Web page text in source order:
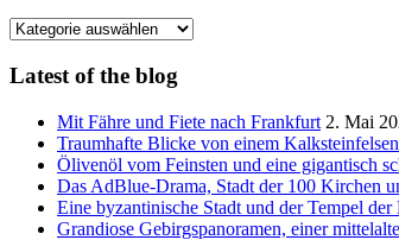
Blog
Latest of the blog
Mit Fähre und Fiete nach Frankfurt 2. Mai
Traumhafte Blicke von einem Kalksteinfelsen
Ölivenöl vom Feinsten und eine gigantisch
Das AdBlue-Drama, Stadt der 100 Kirchen
Eine byzantinische Stadt und der Tempel der
Grandiose Gebirgspanoramen, einer